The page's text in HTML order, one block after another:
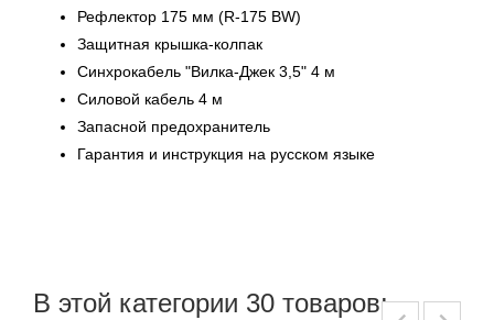
Рефлектор 175 мм (R-175 BW)
Защитная крышка-колпак
Синхрокабель "Вилка-Джек 3,5" 4 м
Силовой кабель 4 м
Запасной предохранитель
Гарантия и инструкция на русском языке
В этой категории 30 товаров: